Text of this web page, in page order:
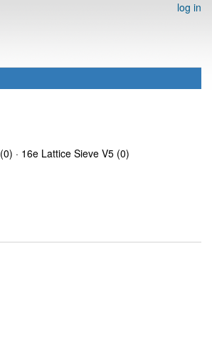
log in
(0) · 16e Lattice Sieve V5 (0)